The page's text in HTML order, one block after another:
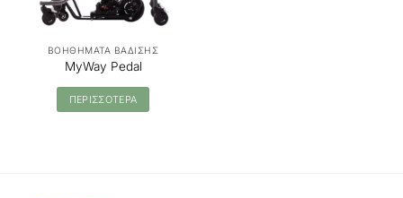
ΒΟΗΘΗΜΑΤΑ ΒΑΔΙΣΗΣ
MyWay Pedal
ΠΕΡΙΣΣΟΤΕΡΑ